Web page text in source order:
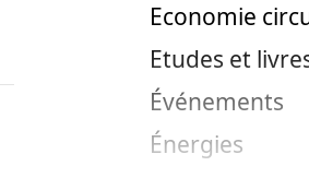
Economie
Etudes et
Événements
Énergies